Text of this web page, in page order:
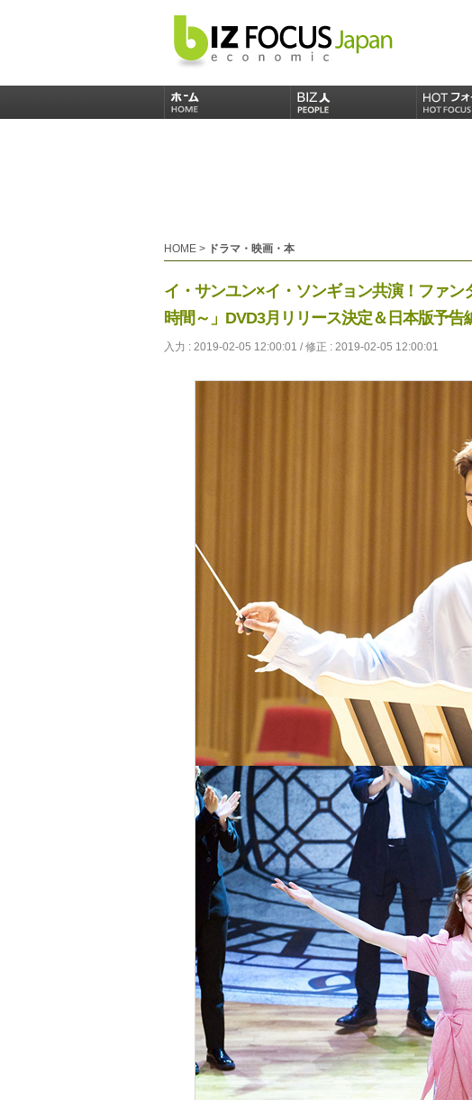
HOME > ドラマ・映画・本
イ・サンユン×イ・ソンギョン共演！ファ
時間～」DVD3月リリース決定＆日本版予告
入力 : 2019-02-05 12:00:01 / 修正 : 2019-02-05 12:00:01